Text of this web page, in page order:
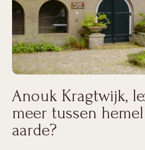
Anouk Kragtwijk,
meer tussen
aarde?